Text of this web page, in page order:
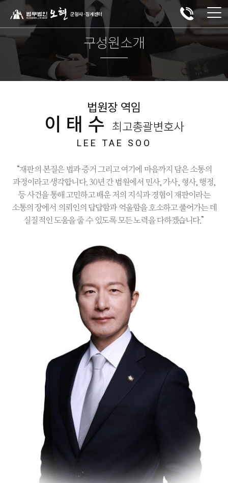
구성원소개
법원장 역임
이태수 최고총괄변호사
LEE TAE SOO
“재판의 본질은 법과 증거 그리고 여기에 마음까지 담은 소통의
과정이라고 생각합니다. 30년 간 법원에서 민사, 가사, 형사, 행정,
등 사건을 통해 고민하고 배운 저의 지식과 경험이 재판이라는
소통의 장에서 의뢰인의 답답함과 억울함을 호소하고 풀어가는 데
실질적인 도움을 줄 수 있도록 모든 노력을 다하겠습니다.”